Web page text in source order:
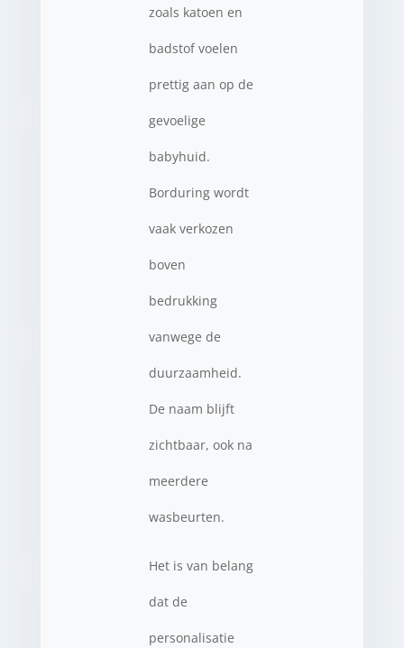
zoals katoen en
badstof voelen
prettig aan op de
gevoelige
babyhuid.
Borduring wordt
vaak verkozen
boven
bedrukking
vanwege de
duurzaamheid.
De naam blijft
zichtbaar, ook na
meerdere
wasbeurten.
Het is van belang
dat de
personalisatie